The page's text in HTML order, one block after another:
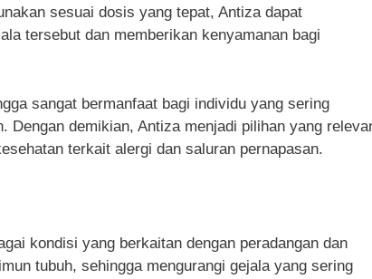
sesuai dosis yang tepat, Antiza dapat
tersebut dan memberikan kenyamanan bagi
sangat bermanfaat bagi individu yang sering
Dengan demikian, Antiza menjadi pilihan yang
terkait alergi dan saluran pernapasan.
kondisi yang berkaitan dengan peradangan dan
tubuh, sehingga mengurangi gejala yang sering